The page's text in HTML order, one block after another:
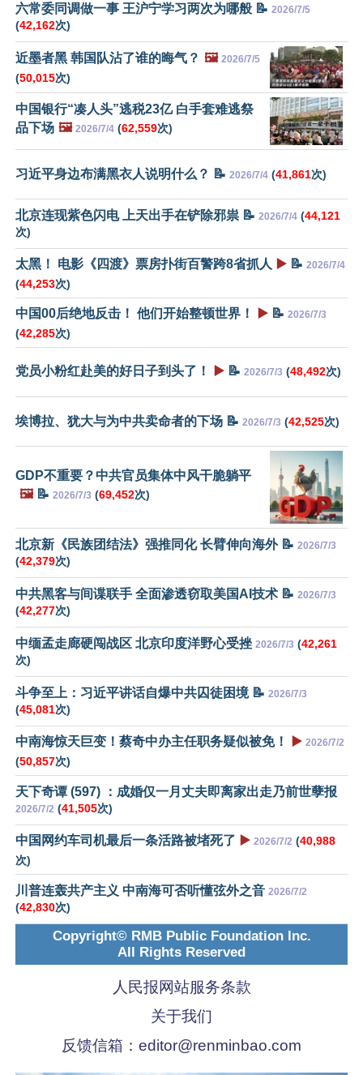
六常委同调做一事 王沪宁学习两次为哪般 📝 2026/7/5
(42,162次)
近墨者黑 韩国队沾了谁的晦气？ 🖼️ 2026/7/5
(50,015次)
中国银行“凑人头”逃税23亿 白手套难逃祭
品下场 🖼️ 2026/7/4 (62,559次)
习近平身边布满黑衣人说明什么？ 📝 2026/7/4 (41,861次)
北京连现紫色闪电 上天出手在铲除邪祟 📝 2026/7/4 (44,121
次)
太黑！ 电影《四渡》票房扑街百警跨8省抓人 ▶️ 📝 2026/7/4
(44,253次)
中国00后绝地反击！ 他们开始整顿世界！ ▶️ 📝 2026/7/3
(42,285次)
党员小粉红赴美的好日子到头了！ ▶️ 📝 2026/7/3 (48,492次)
埃博拉、犹大与为中共卖命者的下场 📝 2026/7/3 (42,525次)
GDP不重要？中共官员集体中风干脆躺平
🖼️📝 2026/7/3 (69,452次)
北京新《民族团结法》强推同化 长臂伸向海外 📝 2026/7/3
(42,379次)
中共黑客与间谍联手 全面渗透窃取美国AI技术 📝 2026/7/3
(42,277次)
中缅孟走廊硬闯战区 北京印度洋野心受挫 2026/7/3 (42,261
次)
斗争至上：习近平讲话自爆中共囚徒困境 📝 2026/7/3
(45,081次)
中南海惊天巨变！蔡奇中办主任职务疑似被免！ ▶️ 2026/7/2
(50,857次)
天下奇谭 (597) ：成婚仅一月丈夫即离家出走乃前世孽报
2026/7/2 (41,505次)
中国网约车司机最后一条活路被堵死了 ▶️ 2026/7/2 (40,988
次)
川普连轰共产主义 中南海可否听懂弦外之音 2026/7/2
(42,830次)
Copyright© RMB Public Foundation Inc.
All Rights Reserved
人民报网站服务条款
关于我们
反馈信箱： editor@renminbao.com